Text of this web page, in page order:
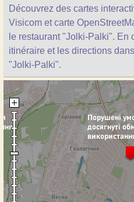
Découvrez des cartes
Visicom et carte
le restaurant "Jolki-Palki". En
itinéraire et les directions
"Jolki-Palki".